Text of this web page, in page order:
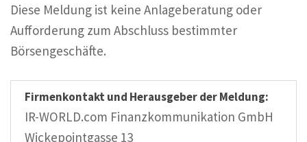
Diese Meldung ist keine Anlageberatung oder
Aufforderung zum Abschluss bestimmter
Börsengeschäfte.
Firmenkontakt und Herausgeber der Meldung:
IR-WORLD.com Finanzkommunikation GmbH
Wickepointgasse 13